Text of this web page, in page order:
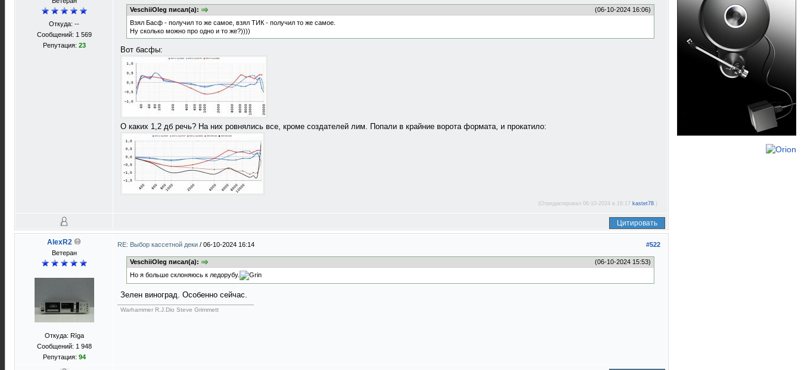
Откуда: --
Сообщений: 1 569
Репутация: 23
(06-10-2024 16:06)
VeschiiOleg писал(а):
Взял Басф - получил то же самое, взял ТИК - получил то же самое.
Ну сколько можно про одно и то же?))))
Вот басфы:
О каких 1,2 дб речь? На них ровнялись все, кроме создателей лим. Попали в крайние ворота формата, и прокатило:
(Отредактировал 06-10-2024 в 16:17 kastet78.)
Цитировать
AlexR2
Ветеран
Откуда: Rīga
Сообщений: 1 948
Репутация: 94
#522
RE: Выбор кассетной деки / 06-10-2024 16:14
(06-10-2024 15:53)
VeschiiOleg писал(а):
Но я больше склоняюсь к ледорубу.
Зелен виноград. Особенно сейчас.
Warhammer R.J.Dio Steve Grimmett